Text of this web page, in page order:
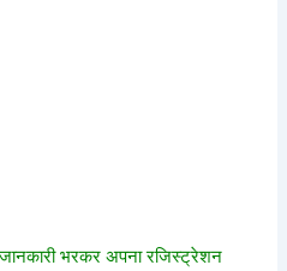
भरकर अपना रजिस्ट्रेशन